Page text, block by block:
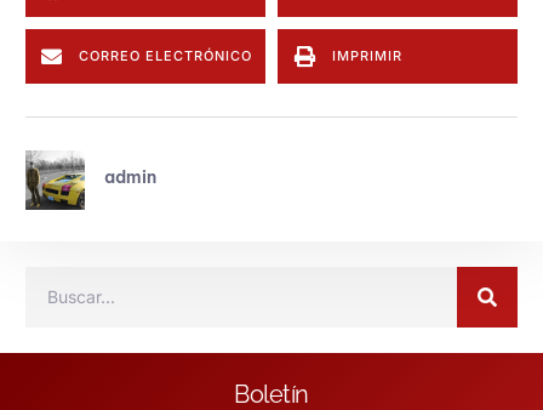
CORREO ELECTRÓNICO IMPRIMIR
admin
Boletín